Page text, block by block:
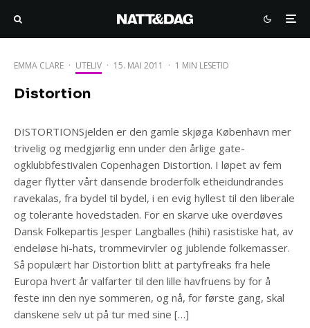
EMMA CLARE · UTELIV · 15. MAI 2011 · 1 MIN LESETID
Distortion
DISTORTIONSjelden er den gamle skjøga København mer
trivelig og medgjørlig enn under den årlige gate-
ogklubbfestivalen Copenhagen Distortion. I løpet av fem
dager flytter vårt dansende broderfolk etheidundrandes
ravekalas, fra bydel til bydel, i en evig hyllest til den liberale
og tolerante hovedstaden. For en skarve uke overdøves
Dansk Folkepartis Jesper Langballes (hihi) rasistiske hat, av
endeløse hi-hats, trommevirvler og jublende folkemasser.
Så populært har Distortion blitt at partyfreaks fra hele
Europa hvert år valfarter til den lille havfruens by for å
feste inn den nye sommeren, og nå, for første gang, skal
danskene selv ut på tur med sine […]